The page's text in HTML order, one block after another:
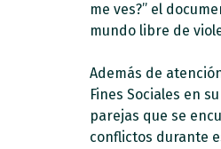
me ves?” el
mundo libre de
Además de
Fines Sociales en
parejas que se
conflictos durante